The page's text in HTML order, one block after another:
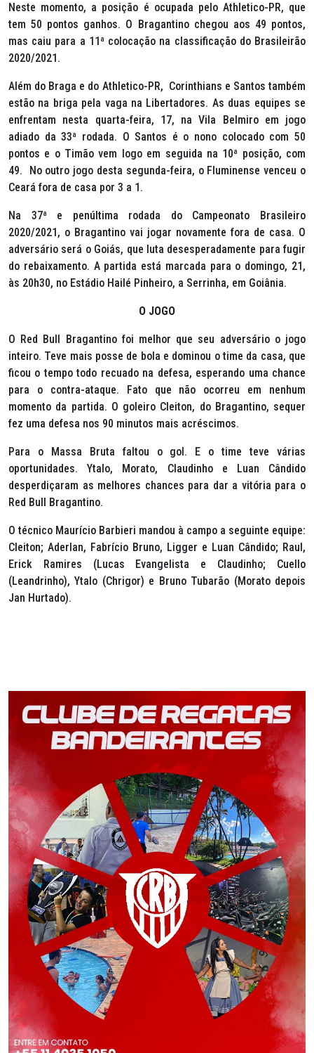
Neste momento, a posição é ocupada pelo Athletico-PR, que
tem 50 pontos ganhos. O Bragantino chegou aos 49 pontos,
mas caiu para a 11ª colocação na classificação do Brasileirão
2020/2021.
Além do Braga e do Athletico-PR, Corinthians e Santos também
estão na briga pela vaga na Libertadores. As duas equipes se
enfrentam nesta quarta-feira, 17, na Vila Belmiro em jogo
adiado da 33ª rodada. O Santos é o nono colocado com 50
pontos e o Timão vem logo em seguida na 10ª posição, com
49. No outro jogo desta segunda-feira, o Fluminense venceu o
Ceará fora de casa por 3 a 1.
Na 37ª e penúltima rodada do Campeonato Brasileiro
2020/2021, o Bragantino vai jogar novamente fora de casa. O
adversário será o Goiás, que luta desesperadamente para fugir
do rebaixamento. A partida está marcada para o domingo, 21,
às 20h30, no Estádio Hailé Pinheiro, a Serrinha, em Goiânia.
O JOGO
O Red Bull Bragantino foi melhor que seu adversário o jogo
inteiro. Teve mais posse de bola e dominou o time da casa, que
ficou o tempo todo recuado na defesa, esperando uma chance
para o contra-ataque. Fato que não ocorreu em nenhum
momento da partida. O goleiro Cleiton, do Bragantino, sequer
fez uma defesa nos 90 minutos mais acréscimos.
Para o Massa Bruta faltou o gol. E o time teve várias
oportunidades. Ytalo, Morato, Claudinho e Luan Cândido
desperdiçaram as melhores chances para dar a vitória para o
Red Bull Bragantino.
O técnico Maurício Barbieri mandou à campo a seguinte equipe:
Cleiton; Aderlan, Fabrício Bruno, Ligger e Luan Cândido; Raul,
Erick Ramires (Lucas Evangelista e Claudinho; Cuello
(Leandrinho), Ytalo (Chrigor) e Bruno Tubarão (Morato depois
Jan Hurtado).